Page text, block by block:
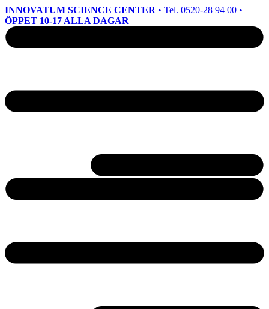
INNOVATUM SCIENCE CENTER • Tel. 0520-28 94 00 •
ÖPPET 10-17 ALLA DAGAR